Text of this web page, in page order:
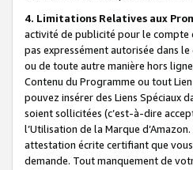
4. Limitations Relatives aux
activité de publicité pour le compte
pas expressément autorisée dans le
ou de toute autre manière hors
Contenu du Programme ou tout
pouvez insérer des Liens Spéciaux
soient sollicitées (c’est-à-dire
l’Utilisation de la Marque
attestation écrite certifiant que
demande. Tout manquement de